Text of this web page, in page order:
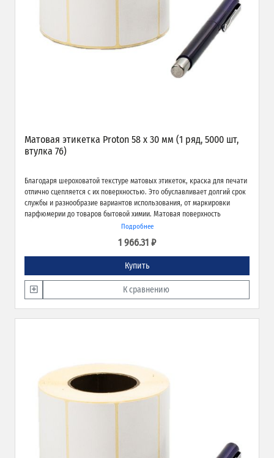
Матовая этикетка Proton 58 х 30 мм (1 ряд, 5000 шт,
втулка 76)
Благодаря шероховатой текстуре матовых этикеток, краска для печати
отлично сцепляется с их поверхностью. Это обуславливает долгий срок
службы и разнообразие вариантов использования, от маркировки
парфюмерии до товаров бытовой химии. Матовая поверхность
обеспечивает превосходное качество печати и широкие возможности
Подробнее
1 966.31 ₽
Купить
К сравнению